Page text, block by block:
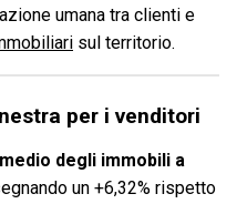
umana tra clienti e
sul territorio.
per i venditori
degli immobili a
un +6,32% rispetto